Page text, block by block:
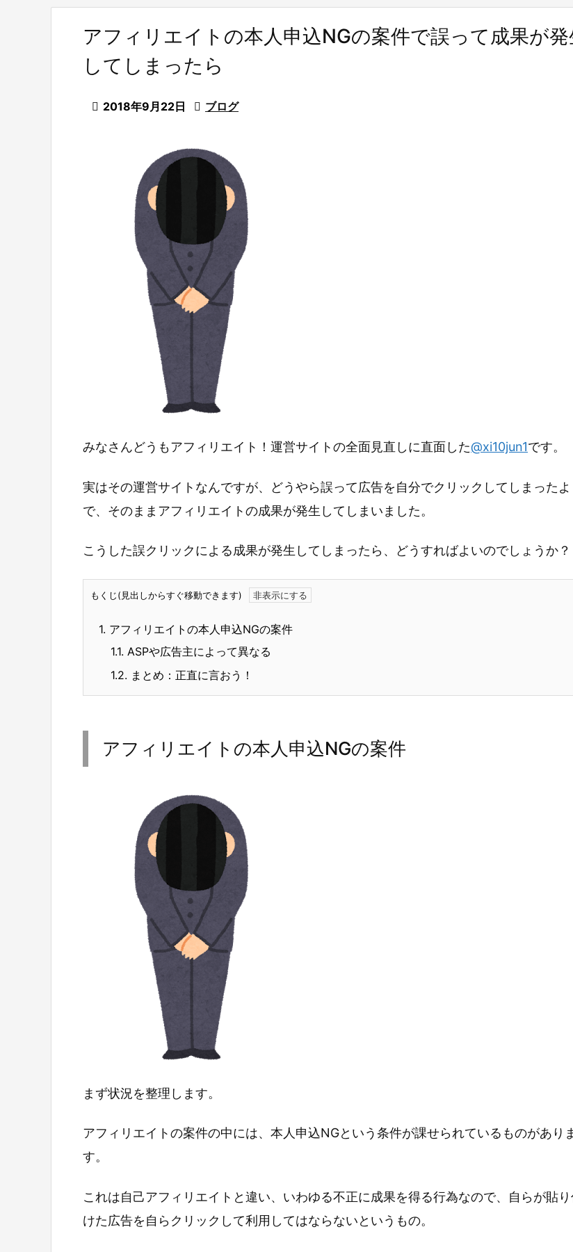
アフィリエイトの本人申込NGの案件で誤って成果が発
してしまったら
 2018年9月22日  ブログ
みなさんどうもアフィリエイト！運営サイトの全面見直しに直面した@xi10jun1です。
実はその運営サイトなんですが、どうやら誤って広告を自分でクリックしてしまったよ
で、そのままアフィリエイトの成果が発生してしまいました。
こうした誤クリックによる成果が発生してしまったら、どうすればよいのでしょうか？
もくじ(見出しからすぐ移動できます)
1. アフィリエイトの本人申込NGの案件
1.1. ASPや広告主によって異なる
1.2. まとめ：正直に言おう！
アフィリエイトの本人申込NGの案件
まず状況を整理します。
アフィリエイトの案件の中には、本人申込NGという条件が課せられているものがあり
す。
これは自己アフィリエイトと違い、いわゆる不正に成果を得る行為なので、自らが貼
けた広告を自らクリックして利用してはならないというもの。